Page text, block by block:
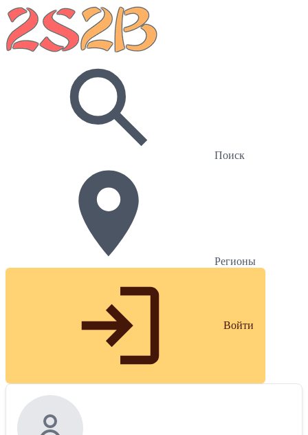
Поиск
Регионы
Войти